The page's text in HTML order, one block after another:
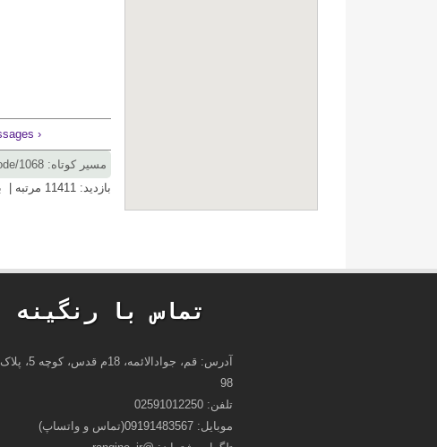
‹ drupal_get_messages : فراخواني پيام‌هاي کاربر
مسیر کوتاه: rangine.ir/node/1068
بازدید: 11411 مرتبه | برچسب‌ها:
تماس با رنگینه
آدرس: قم، جوادالائمه، 18م قدس، کوچه 5، پلاک
98
تلفن: 02591012250
موبایل: 09191483567(تماس و واتساپ)